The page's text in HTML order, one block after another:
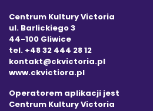
Centrum Kultury Victoria
ul. Barlickiego 3
44-100 Gliwice
tel. +48 32 444 28 12
kontakt@ckvictoria.pl
www.ckvictiora.pl
Operatorem aplikacji jest
Centrum Kultury Victoria